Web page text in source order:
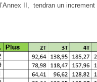
II, tendran un increment